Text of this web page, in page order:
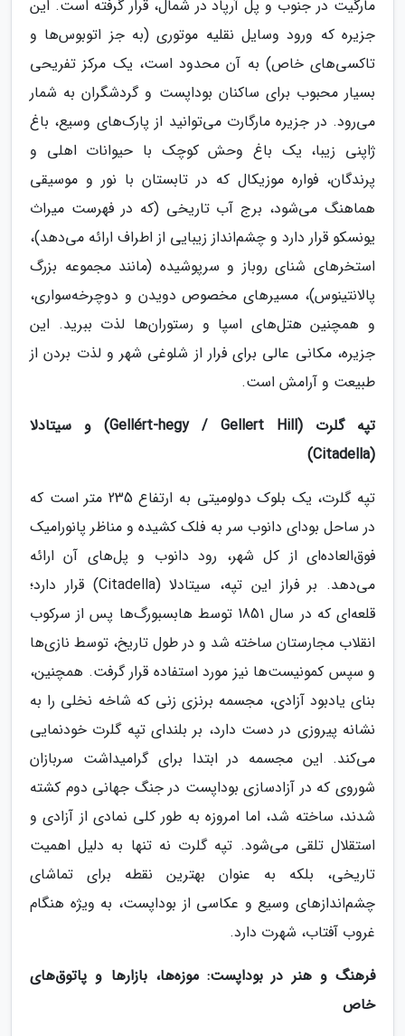
مارگیت در جنوب و پل آرپاد در شمال، قرار گرفته است. این
جزیره که ورود وسایل نقلیه موتوری (به جز اتوبوس‌ها و
تاکسی‌های خاص) به آن محدود است، یک مرکز تفریحی
بسیار محبوب برای ساکنان بوداپست و گردشگران به شمار
می‌رود. در جزیره مارگارت می‌توانید از پارک‌های وسیع، باغ
ژاپنی زیبا، یک باغ وحش کوچک با حیوانات اهلی و
پرندگان، فواره موزیکال که در تابستان با نور و موسیقی
هماهنگ می‌شود، برج آب تاریخی (که در فهرست میراث
یونسکو قرار دارد و چشم‌انداز زیبایی از اطراف ارائه می‌دهد)،
استخرهای شنای روباز و سرپوشیده (مانند مجموعه بزرگ
پالانتینوس)، مسیرهای مخصوص دویدن و دوچرخه‌سواری،
و همچنین هتل‌های اسپا و رستوران‌ها لذت ببرید. این
جزیره، مکانی عالی برای فرار از شلوغی شهر و لذت بردن از
طبیعت و آرامش است.
تپه گلرت (Gellért-hegy / Gellert Hill) و سیتادلا
(Citadella)
تپه گلرت، یک بلوک دولومیتی به ارتفاع 235 متر است که
در ساحل بودای دانوب سر به فلک کشیده و مناظر پانورامیک
فوق‌العاده‌ای از کل شهر، رود دانوب و پل‌های آن ارائه
می‌دهد. بر فراز این تپه، سیتادلا (Citadella) قرار دارد؛
قلعه‌ای که در سال 1851 توسط هابسبورگ‌ها پس از سرکوب
انقلاب مجارستان ساخته شد و در طول تاریخ، توسط نازی‌ها
و سپس کمونیست‌ها نیز مورد استفاده قرار گرفت. همچنین،
بنای یادبود آزادی، مجسمه برنزی زنی که شاخه نخلی را به
نشانه پیروزی در دست دارد، بر بلندای تپه گلرت خودنمایی
می‌کند. این مجسمه در ابتدا برای گرامیداشت سربازان
شوروی که در آزادسازی بوداپست در جنگ جهانی دوم کشته
شدند، ساخته شد، اما امروزه به طور کلی نمادی از آزادی و
استقلال تلقی می‌شود. تپه گلرت نه تنها به دلیل اهمیت
تاریخی، بلکه به عنوان بهترین نقطه برای تماشای
چشم‌اندازهای وسیع و عکاسی از بوداپست، به ویژه هنگام
غروب آفتاب، شهرت دارد.
فرهنگ و هنر در بوداپست: موزه‌ها، بازارها و پاتوق‌های
خاص